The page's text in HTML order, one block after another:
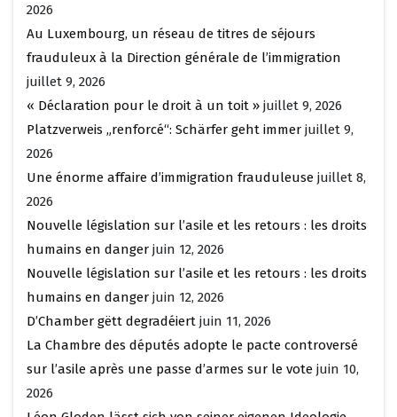
2026
Au Luxembourg, un réseau de titres de séjours
frauduleux à la Direction générale de l’immigration
juillet 9, 2026
« Déclaration pour le droit à un toit » juillet 9, 2026
Platzverweis „renforcé“: Schärfer geht immer juillet 9,
2026
Une énorme affaire d’immigration frauduleuse juillet 8,
2026
Nouvelle législation sur l’asile et les retours : les droits
humains en danger juin 12, 2026
Nouvelle législation sur l’asile et les retours : les droits
humains en danger juin 12, 2026
D’Chamber gëtt degradéiert juin 11, 2026
La Chambre des députés adopte le pacte controversé
sur l’asile après une passe d’armes sur le vote juin 10,
2026